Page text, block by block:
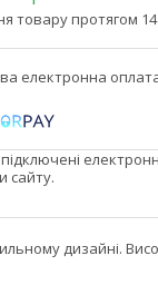
товару протягом 14
підключені
сайту.
дизайні.